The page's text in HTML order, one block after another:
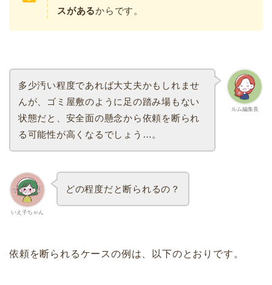
スがあるからです。
ルム編集長
多少汚い程度であれば大丈夫かもしれませ
んが、ゴミ屋敷のように足の踏み場もない
状態だと、安全面の懸念から依頼を断られ
る可能性が高くなるでしょう…。
いえ子ちゃん
どの程度だと断られるの？
依頼を断られるケースの例は、以下のとおりです。